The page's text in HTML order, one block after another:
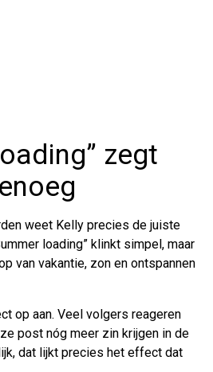
zegt
weet Kelly precies de juiste
loading” klinkt simpel, maar
van vakantie, zon en ontspannen
op aan. Veel volgers reageren
post nóg meer zin krijgen in de
dat lijkt precies het effect dat